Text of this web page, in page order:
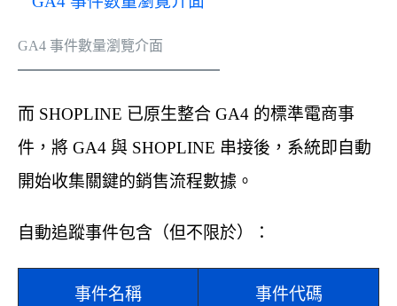
GA4 事件數量瀏覽介面
而 SHOPLINE 已原生整合 GA4 的標準電商事
件，將 GA4 與 SHOPLINE 串接後，系統即自動
開始收集關鍵的銷售流程數據。
自動追蹤事件包含（但不限於）：
事件名稱 事件代碼